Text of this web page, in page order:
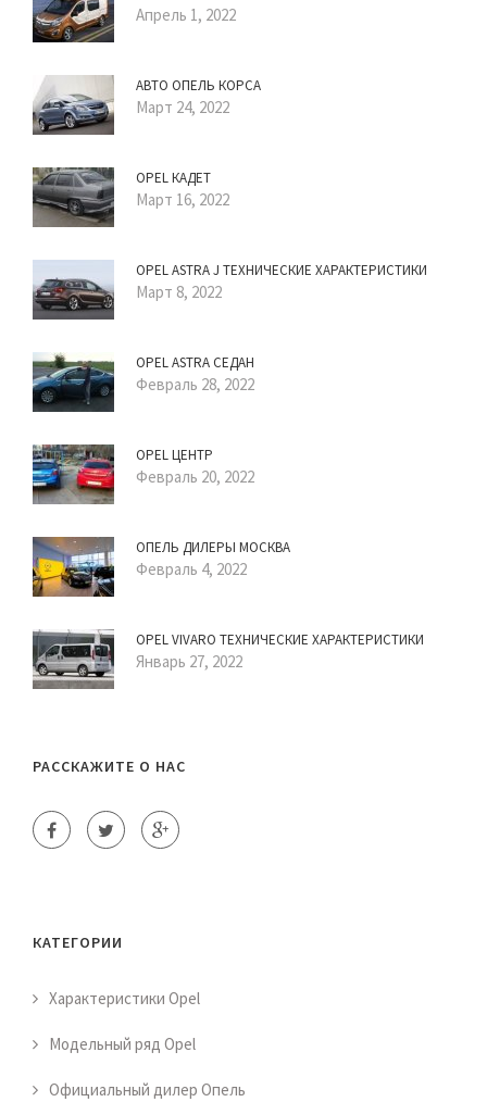
Апрель 1, 2022
АВТО ОПЕЛЬ КОРСА
Март 24, 2022
OPEL КАДЕТ
Март 16, 2022
OPEL ASTRA J ТЕХНИЧЕСКИЕ ХАРАКТЕРИСТИКИ
Март 8, 2022
OPEL ASTRA СЕДАН
Февраль 28, 2022
OPEL ЦЕНТР
Февраль 20, 2022
ОПЕЛЬ ДИЛЕРЫ МОСКВА
Февраль 4, 2022
OPEL VIVARO ТЕХНИЧЕСКИЕ ХАРАКТЕРИСТИКИ
Январь 27, 2022
РАССКАЖИТЕ О НАС
КАТЕГОРИИ
Характеристики Opel
Модельный ряд Opel
Официальный дилер Опель